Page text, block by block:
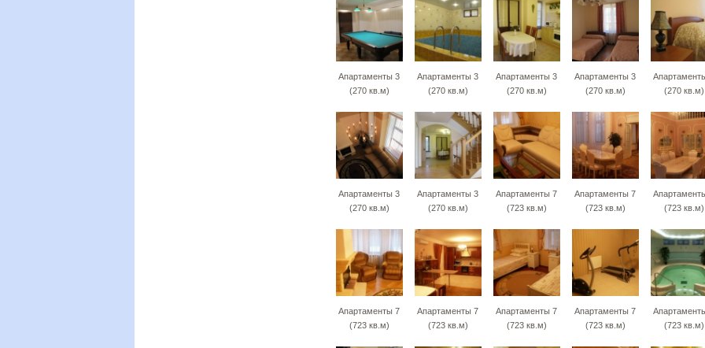
Апартаменты 3
(270 кв.м)
Апартаменты 3
(270 кв.м)
Апартаменты 3
(270 кв.м)
Апартаменты 3
(270 кв.м)
(270 кв.м)
Апартаменты 3
(270 кв.м)
Апартаменты 3
(270 кв.м)
Апартаменты 7
(723 кв.м)
Апартаменты 7
(723 кв.м)
(723 кв.м)
Апартаменты 7
(723 кв.м)
Апартаменты 7
(723 кв.м)
Апартаменты 7
(723 кв.м)
Апартаменты 7
(723 кв.м)
(723 кв.м)